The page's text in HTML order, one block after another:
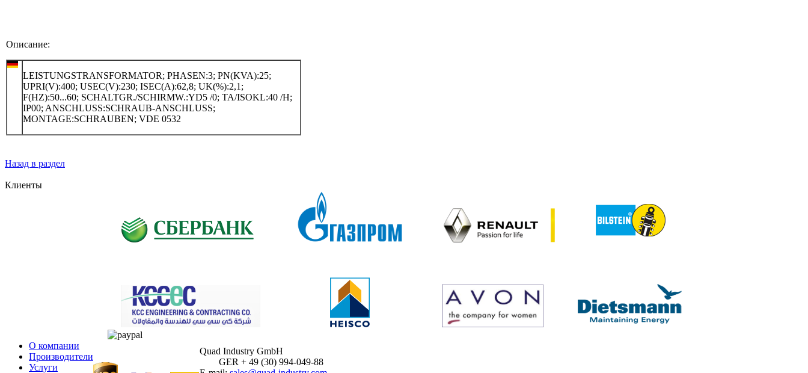
Описание:
LEISTUNGSTRANSFORMATOR; PHASEN:3; PN(KVA):25;
UPRI(V):400; USEC(V):230; ISEC(A):62,8; UK(%):2,1;
F(HZ):50...60; SCHALTGR./SCHIRMW.:YD5 /0; TA/ISOKL:40 /H;
IP00; ANSCHLUSS:SCHRAUB-ANSCHLUSS;
MONTAGE:SCHRAUBEN; VDE 0532
Назад в раздел
Клиенты
О компании
Производители
Услуги
Quad Industry GmbH
GER + 49 (30) 994-049-88